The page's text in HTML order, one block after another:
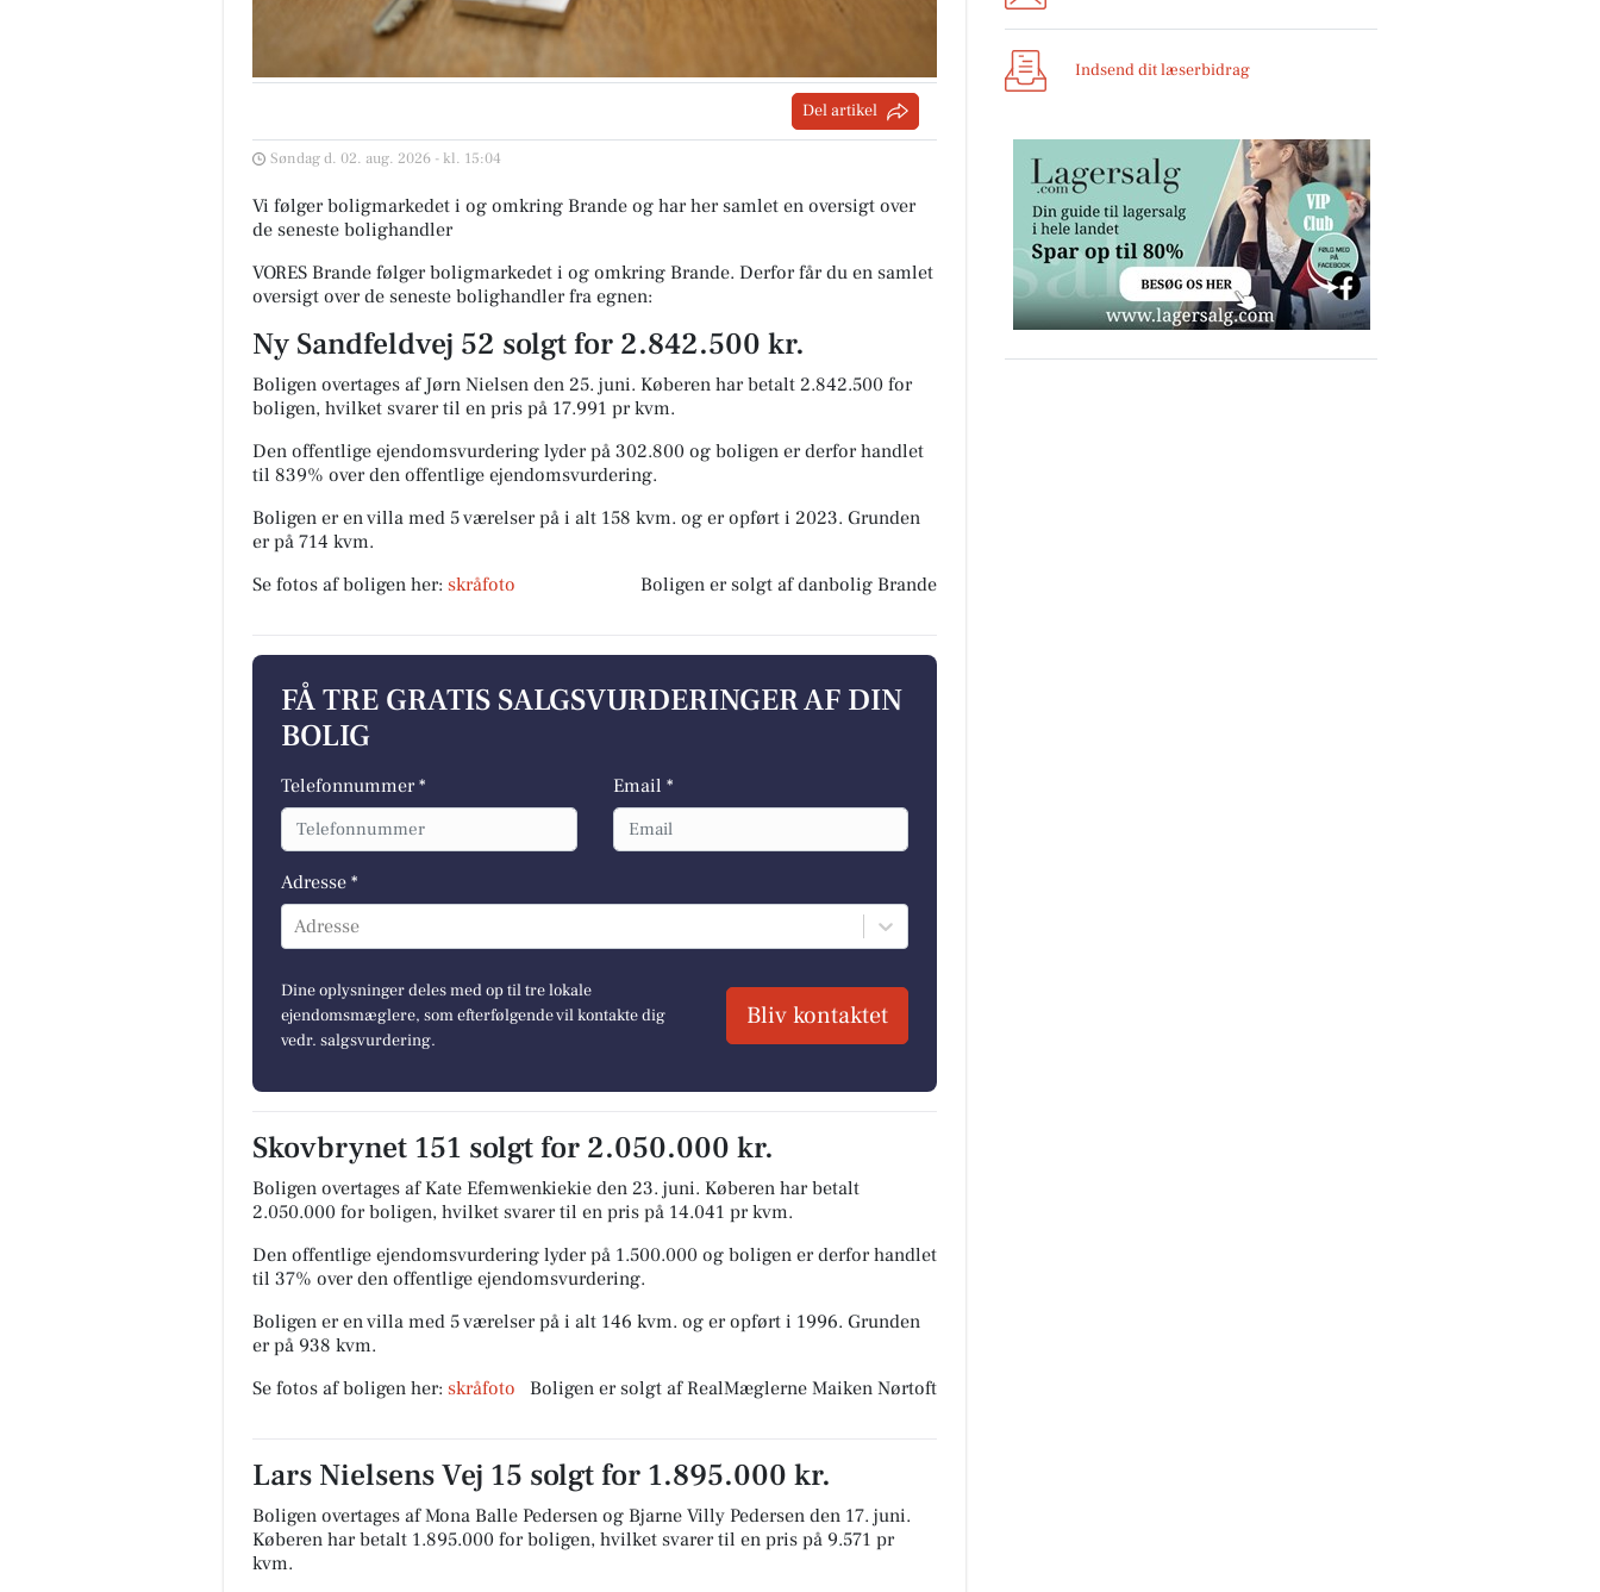
Del artikel
Søndag d. 02. aug. 2026 - kl. 15:04
Vi følger boligmarkedet i og omkring Brande og har her samlet en oversigt over
de seneste bolighandler
VORES Brande følger boligmarkedet i og omkring Brande. Derfor får du en samlet
oversigt over de seneste bolighandler fra egnen:
Ny Sandfeldvej 52 solgt for 2.842.500 kr.
Boligen overtages af Jørn Nielsen den 25. juni. Køberen har betalt 2.842.500 for
boligen, hvilket svarer til en pris på 17.991 pr kvm.
Den offentlige ejendomsvurdering lyder på 302.800 og boligen er derfor handlet
til 839% over den offentlige ejendomsvurdering.
Boligen er en villa med 5 værelser på i alt 158 kvm. og er opført i 2023. Grunden
er på 714 kvm.
Se fotos af boligen her: skråfoto Boligen er solgt af danbolig Brande
FÅ TRE GRATIS SALGSVURDERINGER AF DIN
BOLIG
Telefonnummer * Email *
Adresse *
Adresse
Dine oplysninger deles med op til tre lokale
ejendomsmæglere, som efterfølgende vil kontakte dig
vedr. salgsvurdering.
Bliv kontaktet
Skovbrynet 151 solgt for 2.050.000 kr.
Boligen overtages af Kate Efemwenkiekie den 23. juni. Køberen har betalt
2.050.000 for boligen, hvilket svarer til en pris på 14.041 pr kvm.
Den offentlige ejendomsvurdering lyder på 1.500.000 og boligen er derfor handlet
til 37% over den offentlige ejendomsvurdering.
Boligen er en villa med 5 værelser på i alt 146 kvm. og er opført i 1996. Grunden
er på 938 kvm.
Se fotos af boligen her: skråfoto Boligen er solgt af RealMæglerne Maiken Nørtoft
Lars Nielsens Vej 15 solgt for 1.895.000 kr.
Boligen overtages af Mona Balle Pedersen og Bjarne Villy Pedersen den 17. juni.
Køberen har betalt 1.895.000 for boligen, hvilket svarer til en pris på 9.571 pr
kvm.
Indsend dit læserbidrag